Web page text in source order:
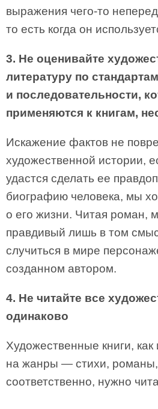
выражения чего-то
то есть когда он
3. Не оценивайте
литературу по
и последовательности,
применяются к книгам,
Искажение фактов не
художественной истории,
удастся сделать ее
биографию человека, мы
о его жизни. Читая роман,
правдивый лишь в том
случиться в мире
созданном автором.
4. Не читайте все
одинаково
Художественные книги,
на жанры — стихи,
соответственно, нужно